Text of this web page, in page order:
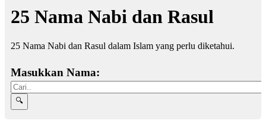
25 Nama Nabi dan Rasul
25 Nama Nabi dan Rasul dalam Islam yang perlu diketahui.
Masukkan Nama: